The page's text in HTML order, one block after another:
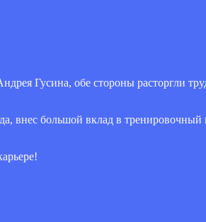
Гусина, обе стороны расторгли
внес большой вклад в